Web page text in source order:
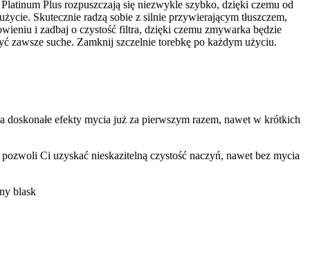
Plus rozpuszczają się niezwykle szybko, dzięki czemu od
Skutecznie radzą sobie z silnie przywierającym tłuszczem,
i zadbaj o czystość filtra, dzięki czemu zmywarka będzie
zawsze suche. Zamknij szczelnie torebkę po każdym użyciu.
efekty mycia już za pierwszym razem, nawet w krótkich
Ci uzyskać nieskazitelną czystość naczyń, nawet bez mycia
blask